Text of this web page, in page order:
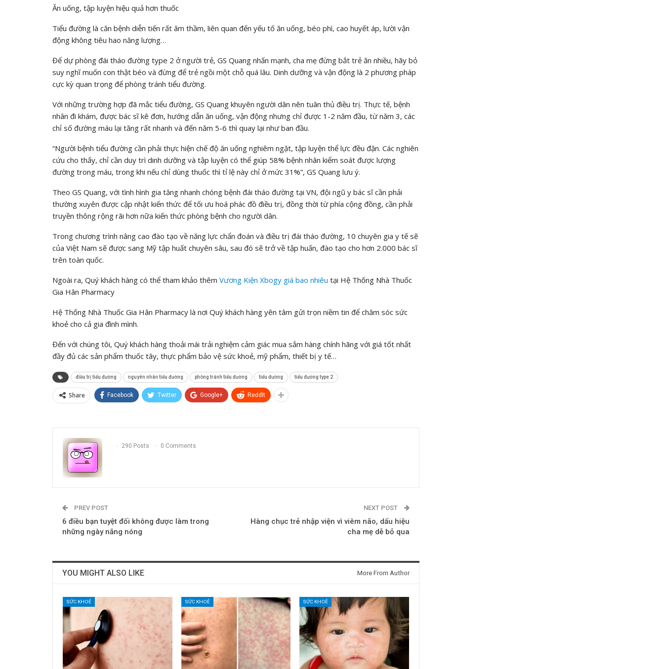
Ăn uống, tập luyện hiệu quả hơn thuốc
Tiểu đường là căn bệnh diễn tiến rất âm thầm, liên quan đến yếu tố ăn uống, béo phì, cao huyết áp, lười vận
động không tiêu hao năng lượng…
Để dự phòng đái tháo đường type 2 ở người trẻ, GS Quang nhấn mạnh, cha mẹ đừng bắt trẻ ăn nhiều, hãy bỏ
suy nghĩ muốn con thật béo và đừng để trẻ ngồi một chỗ quá lâu. Dinh dưỡng và vận động là 2 phương pháp
cực kỳ quan trọng để phòng tránh tiểu đường.
Với những trường hợp đã mắc tiểu đường, GS Quang khuyên người dân nên tuân thủ điều trị. Thực tế, bệnh
nhân đi khám, được bác sĩ kê đơn, hướng dẫn ăn uống, vận động nhưng chỉ được 1-2 năm đầu, từ năm 3, các
chỉ số đường máu lại tăng rất nhanh và đến năm 5-6 thì quay lại như ban đầu.
“Người bệnh tiểu đường cần phải thực hiện chế độ ăn uống nghiêm ngặt, tập luyện thể lực đều đặn. Các nghiên
cứu cho thấy, chỉ cần duy trì dinh dưỡng và tập luyện có thể giúp 58% bệnh nhân kiểm soát được lượng
đường trong máu, trong khi nếu chỉ dùng thuốc thì tỉ lệ này chỉ ở mức 31%”, GS Quang lưu ý.
Theo GS Quang, với tình hình gia tăng nhanh chóng bệnh đái tháo đường tại VN, đội ngũ y bác sĩ cần phải
thường xuyên được cập nhật kiến thức để tối ưu hoá phác đồ điều trị, đồng thời từ phía cộng đồng, cần phải
truyền thông rộng rãi hơn nữa kiến thức phòng bệnh cho người dân.
Trong chương trình nâng cao đào tạo về năng lực chẩn đoán và điều trị đái tháo đường, 10 chuyên gia y tế sẽ
của Việt Nam sẽ được sang Mỹ tập huất chuyên sâu, sau đó sẽ trở về tập huấn, đào tạo cho hơn 2.000 bác sĩ
trên toàn quốc.
Ngoài ra, Quý khách hàng có thể tham khảo thêm Vương Kiện Xbogy giá bao nhiêu tại Hệ Thống Nhà Thuốc
Gia Hân Pharmacy
Hệ Thống Nhà Thuốc Gia Hân Pharmacy là nơi Quý khách hàng yên tâm gửi trọn niềm tin để chăm sóc sức
khoẻ cho cả gia đình mình.
Đến với chúng tôi, Quý khách hàng thoải mái trải nghiệm cảm giác mua sắm hàng chính hãng với giá tốt nhất
đầy đủ các sản phẩm thuốc tây, thực phẩm bảo vệ sức khoẻ, mỹ phẩm, thiết bị y tế…
điều trị tiểu đường nguyên nhân tiểu đường phòng tránh tiểu đường tiểu đường tiểu đường type 2
Share Facebook Twitter Google+ ReddIt
290 Posts 0 Comments
PREV POST
6 điều bạn tuyệt đối không được làm trong
những ngày nắng nóng
NEXT POST
Hàng chục trẻ nhập viện vì viêm não, dấu hiệu
cha mẹ dễ bỏ qua
YOU MIGHT ALSO LIKE More From Author
SỨC KHOẺ SỨC KHOẺ SỨC KHOẺ